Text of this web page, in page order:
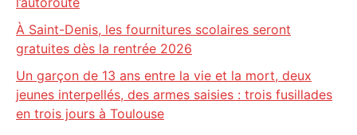
À Saint-Denis, les fournitures scolaires seront
gratuites dès la rentrée 2026
Un garçon de 13 ans entre la vie et la mort, deux
jeunes interpellés, des armes saisies : trois fusillades
en trois jours à Toulouse